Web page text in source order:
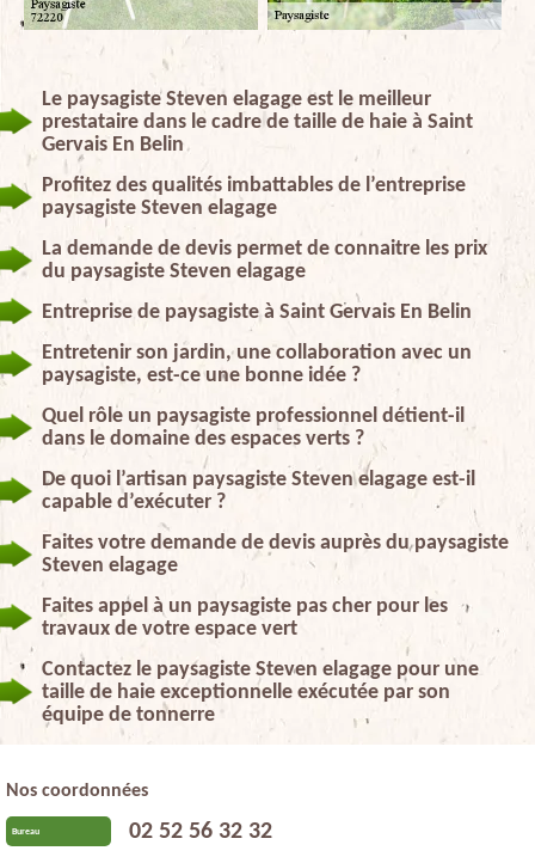
Le paysagiste Steven elagage est le meilleur
prestataire dans le cadre de taille de haie à Saint
Gervais En Belin
Profitez des qualités imbattables de l’entreprise
paysagiste Steven elagage
La demande de devis permet de connaitre les prix
du paysagiste Steven elagage
Entreprise de paysagiste à Saint Gervais En Belin
Entretenir son jardin, une collaboration avec un
paysagiste, est-ce une bonne idée ?
Quel rôle un paysagiste professionnel détient-il
dans le domaine des espaces verts ?
De quoi l’artisan paysagiste Steven elagage est-il
capable d’exécuter ?
Faites votre demande de devis auprès du paysagiste
Steven elagage
Faites appel à un paysagiste pas cher pour les
travaux de votre espace vert
Contactez le paysagiste Steven elagage pour une
taille de haie exceptionnelle exécutée par son
équipe de tonnerre
Nos coordonnées
Bureau 02 52 56 32 32